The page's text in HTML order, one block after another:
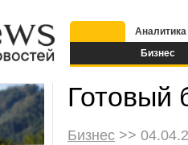
Бизнес
Аналитика
Готовый
Бизнес >>